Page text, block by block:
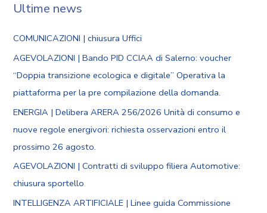
Ultime news
COMUNICAZIONI | chiusura Uffici
AGEVOLAZIONI | Bando PID CCIAA di Salerno: voucher
“Doppia transizione ecologica e digitale” Operativa la
piattaforma per la pre compilazione della domanda.
ENERGIA | Delibera ARERA 256/2026 Unità di consumo e
nuove regole energivori: richiesta osservazioni entro il
prossimo 26 agosto.
AGEVOLAZIONI | Contratti di sviluppo filiera Automotive:
chiusura sportello
INTELLIGENZA ARTIFICIALE | Linee guida Commissione